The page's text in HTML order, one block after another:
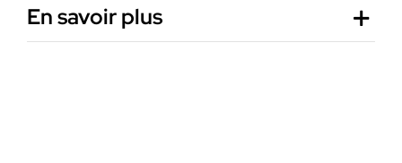
En savoir plus